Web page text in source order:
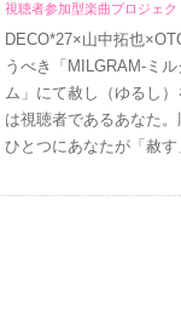
視聴者参加型楽曲プロジェク
DECO*27×山中拓也
うべき「MILGRAM-ミ
ム」にて赦し（ゆるし
は視聴者であるあなた
ひとつにあなたが「赦